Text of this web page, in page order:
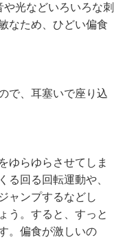
光などいろいろな刺
なため、ひどい偏食
で、耳塞いで座り込
ゆらゆらさせてしま
る回る回転運動や、
ャンプするなどし
う。すると、すっと
。偏食が激しいの